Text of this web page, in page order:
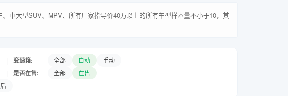
中大型SUV、MPV、所有厂家指导价40万以上的所有车型样本量不小于10，其
变速箱: 全部 自动 手动
是否在售: 全部 在售